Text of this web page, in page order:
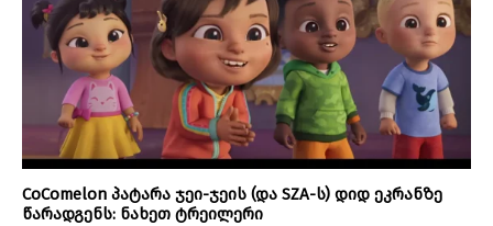
CoComelon პატარა ჯეი-ჯეის (და SZA-ს) დიდ ეკრანზე
წარადგენს: ნახეთ ტრეილერი